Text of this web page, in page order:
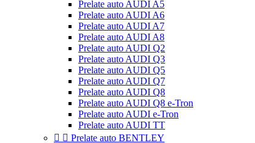
Prelate auto AUDI A5
Prelate auto AUDI A6
Prelate auto AUDI A7
Prelate auto AUDI A8
Prelate auto AUDI Q2
Prelate auto AUDI Q3
Prelate auto AUDI Q5
Prelate auto AUDI Q7
Prelate auto AUDI Q8
Prelate auto AUDI Q8 e-Tron
Prelate auto AUDI e-Tron
Prelate auto AUDI TT
  Prelate auto BENTLEY